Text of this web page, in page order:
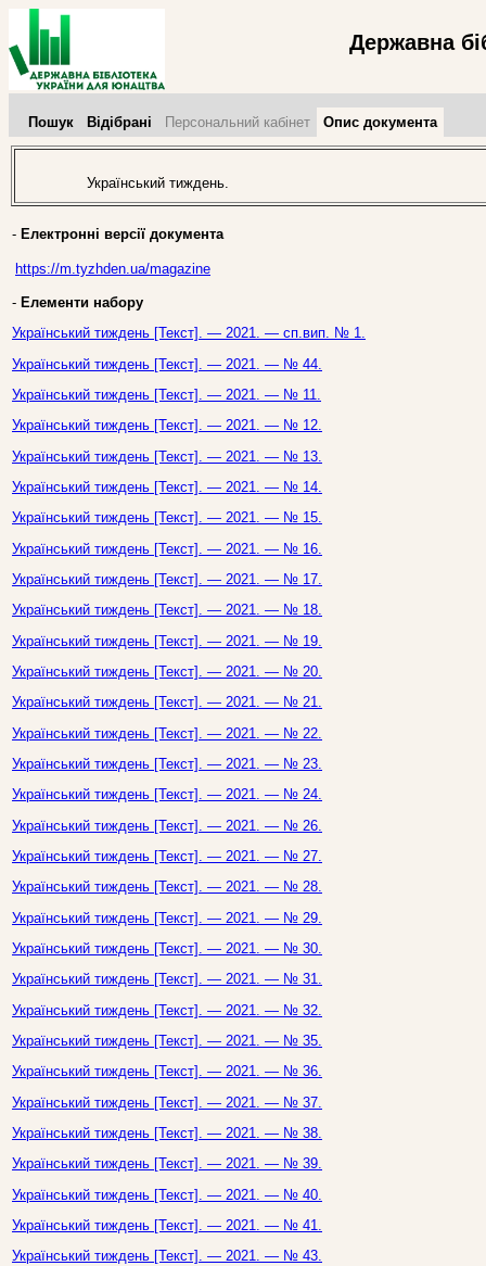
Державна
Пошук Відібрані Персональний кабінет Опис документа
Український тиждень.
- Електронні версії документа
https://m.tyzhden.ua/magazine
- Елементи набору
Український тиждень [Текст]. — 2021. — сп.вип. № 1.
Український тиждень [Текст]. — 2021. — № 44.
Український тиждень [Текст]. — 2021. — № 11.
Український тиждень [Текст]. — 2021. — № 12.
Український тиждень [Текст]. — 2021. — № 13.
Український тиждень [Текст]. — 2021. — № 14.
Український тиждень [Текст]. — 2021. — № 15.
Український тиждень [Текст]. — 2021. — № 16.
Український тиждень [Текст]. — 2021. — № 17.
Український тиждень [Текст]. — 2021. — № 18.
Український тиждень [Текст]. — 2021. — № 19.
Український тиждень [Текст]. — 2021. — № 20.
Український тиждень [Текст]. — 2021. — № 21.
Український тиждень [Текст]. — 2021. — № 22.
Український тиждень [Текст]. — 2021. — № 23.
Український тиждень [Текст]. — 2021. — № 24.
Український тиждень [Текст]. — 2021. — № 26.
Український тиждень [Текст]. — 2021. — № 27.
Український тиждень [Текст]. — 2021. — № 28.
Український тиждень [Текст]. — 2021. — № 29.
Український тиждень [Текст]. — 2021. — № 30.
Український тиждень [Текст]. — 2021. — № 31.
Український тиждень [Текст]. — 2021. — № 32.
Український тиждень [Текст]. — 2021. — № 35.
Український тиждень [Текст]. — 2021. — № 36.
Український тиждень [Текст]. — 2021. — № 37.
Український тиждень [Текст]. — 2021. — № 38.
Український тиждень [Текст]. — 2021. — № 39.
Український тиждень [Текст]. — 2021. — № 40.
Український тиждень [Текст]. — 2021. — № 41.
Український тиждень [Текст]. — 2021. — № 43.